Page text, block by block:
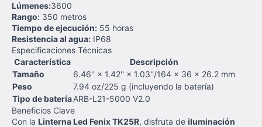
Lúmenes:3600
Rango: 350 metros
Tiempo de ejecución: 55 horas
Resistencia al agua: IP68
Especificaciones Técnicas
Característica
Descripción
Tamaño
6.46'' × 1.42'' × 1.03''/164 × 36 × 26.2 mm
Peso
7.94 oz/225 g (incluyendo la batería)
Tipo de bateríaARB-L21-5000 V2.0
Beneficios Clave
Con la Linterna Led Fenix TK25R, disfruta de iluminación